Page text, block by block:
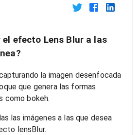
el efecto Lens Blur a las
la imagen desenfocada
que genera las formas
como bokeh.
las imágenes a las que desea
lensBlur.